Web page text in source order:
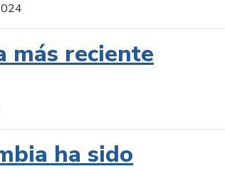
más reciente
ha sido